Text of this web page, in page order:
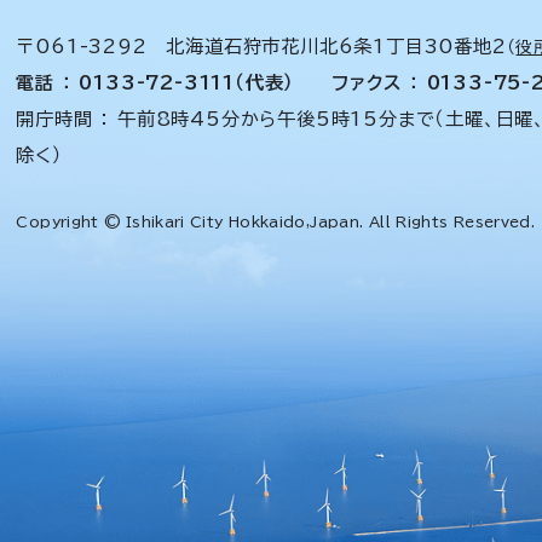
〒061-3292 北海道石狩市花川北6条1丁目30番地2 （役
電話 ： 0133-72-3111（代表）
ファクス ： 0133-
開庁時間 ： 午前8時45分から午後5時15分まで（土曜、日曜
除く）
Copyright © Ishikari City Hokkaido,Japan. All Rights Reserved.